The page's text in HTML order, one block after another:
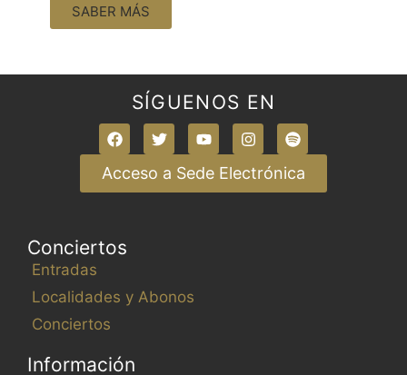
SABER MÁS
SÍGUENOS EN
Acceso a Sede Electrónica
Conciertos
Entradas
Localidades y Abonos
Conciertos
Información